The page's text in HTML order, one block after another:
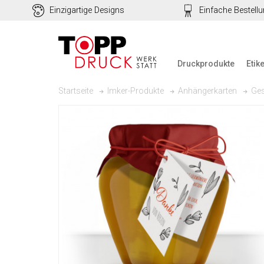
Einzigartige Designs Einfache
Druckprodukte
Startseite Imker-Produkte Anhängerkarten